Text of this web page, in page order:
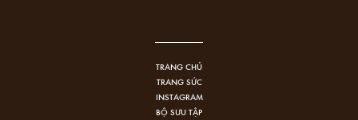
TRANG CHỦ
TRANG SỨC
INSTAGRAM
BỘ SƯU TẬP